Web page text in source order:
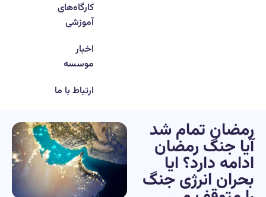
کارگاه‌های
آموزشی
اخبار
موسسه
ارتباط با ما
رمضان تمام شد
آیا جنگ رمضان
ادامه دارد؟ ایا
بحران انرژی جنگ